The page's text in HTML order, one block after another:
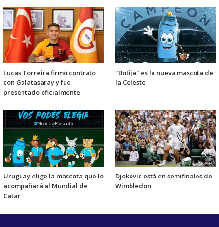
Lucas Torreira firmó contrato
con Galatasaray y fue
presentado oficialmente
"Botija" es la nueva mascota de
la Celeste
Uruguay elige la mascota que lo
acompañará al Mundial de
Catar
Djokovic está en semifinales de
Wimbledon